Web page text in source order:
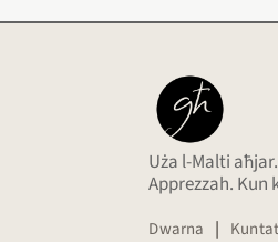
Uża l-Malti aħjar.
Apprezzah. Kun
Dwarna |